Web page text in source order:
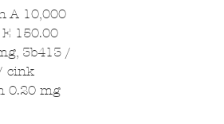
A 10,000
150.00
3b413 /
cink
0.20 mg